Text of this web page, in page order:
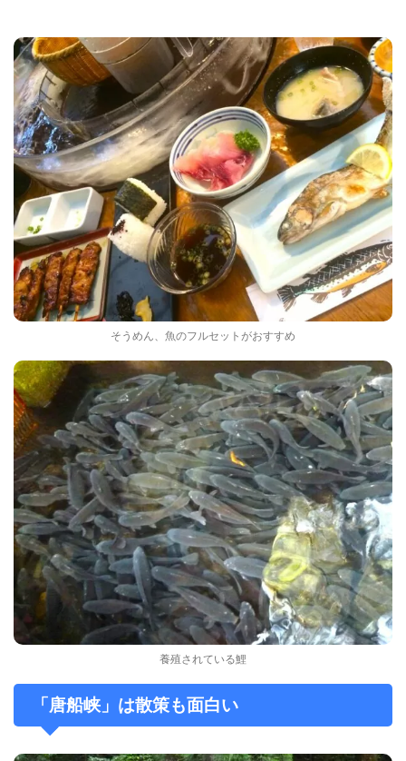
そうめん、魚のフルセットがおすすめ
養殖されている鯉
「唐船峡」は散策も面白い